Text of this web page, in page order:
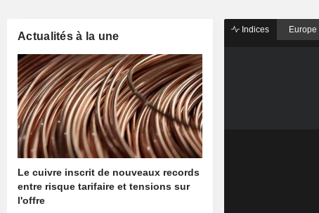
Actualités à la une
Le cuivre inscrit de nouveaux records
entre risque tarifaire et tensions sur
l'offre
Indices Europe